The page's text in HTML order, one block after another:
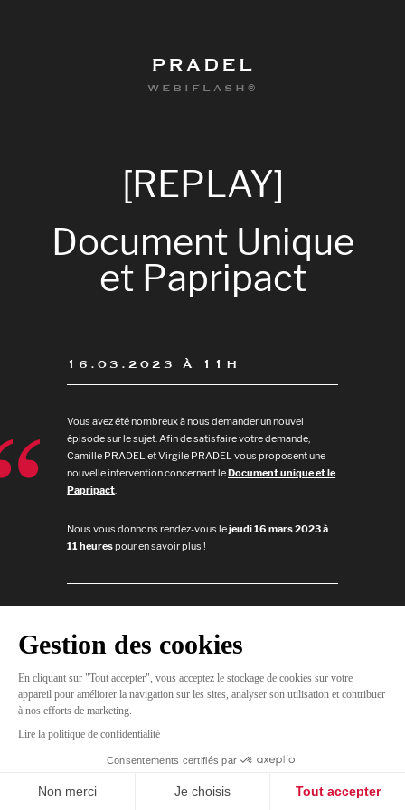
0
PRADEL
WEBIFLASH®
[REPLAY]
Document Unique
et Papripact
JE
M'INSCRIS
16.03.2023 À 11H
Vous avez été nombreux à nous demander un nouvel
épisode sur le sujet. Afin de satisfaire votre demande,
Camille PRADEL et Virgile PRADEL vous proposent une
nouvelle intervention concernant leDocument unique et le
Papripact.
Nous vous donnons rendez-vous lejeudi 16 mars 2023 à
11 heurespour en savoir plus !